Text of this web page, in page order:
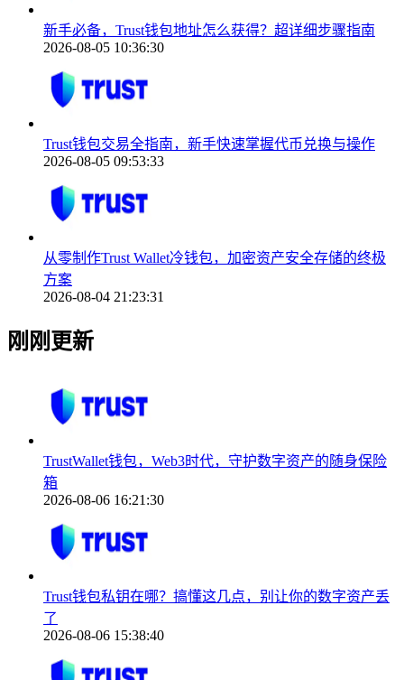
新手必备，Trust钱包地址怎么获得？超详细步骤指南
2026-08-05 10:36:30
Trust钱包交易全指南，新手快速掌握代币兑换与操作
2026-08-05 09:53:33
从零制作Trust Wallet冷钱包，加密资产安全存储的终极
方案
2026-08-04 21:23:31
刚刚更新
TrustWallet钱包，Web3时代，守护数字资产的随身保险
箱
2026-08-06 16:21:30
Trust钱包私钥在哪？搞懂这几点，别让你的数字资产丢
了
2026-08-06 15:38:40